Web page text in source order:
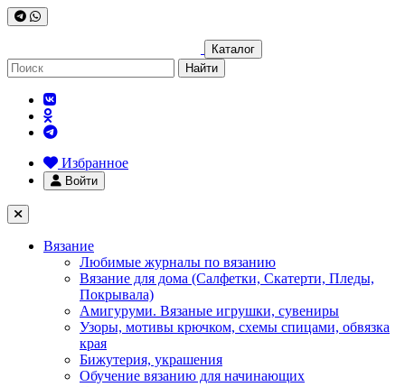
Каталог
Найти
Избранное
Войти
Вязание
Любимые журналы по вязанию
Вязание для дома (Салфетки, Скатерти, Пледы,
Покрывала)
Амигуруми. Вязаные игрушки, сувениры
Узоры, мотивы крючком, схемы спицами, обвязка
края
Бижутерия, украшения
Обучение вязанию для начинающих